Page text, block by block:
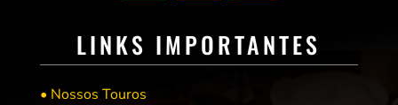
LINKS IMPORTANTES
• Nossos Touros